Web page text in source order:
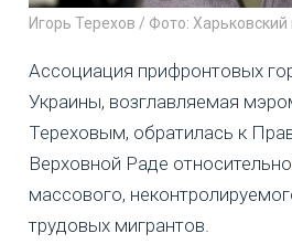
Игорь Терехов / Фото: Харьковский
Ассоциация прифронтовых
Украины, возглавляемая
Тереховым, обратилась к
Верховной Раде
массового,
трудовых мигрантов.